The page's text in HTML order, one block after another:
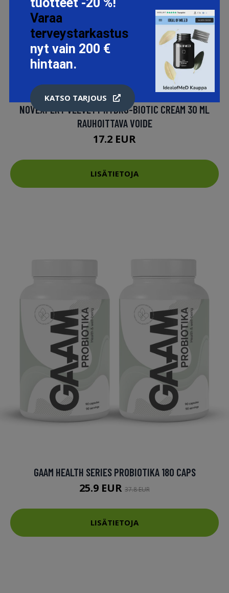
NOVEXPERT VELVETY HYDRO-BIOTIC CREAM 30 ML
RAUHOITTAVA VOIDE
17.2 EUR
LISÄTIETOJA
GAAM HEALTH SERIES PROBIOTIKA 180 CAPS
25.9 EUR 37.8 EUR
LISÄTIETOJA
Varaa
terveystarkastus
nyt vain 200 €
hintaan.
KATSO TARJOUS